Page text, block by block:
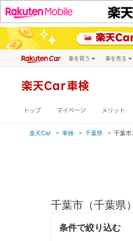
車を買う
新車
車を売る
楽天Car車検
トップ マイページ メリット
楽天Car 車検 千葉県 千葉市
千葉市（千葉県
条件で絞り込む